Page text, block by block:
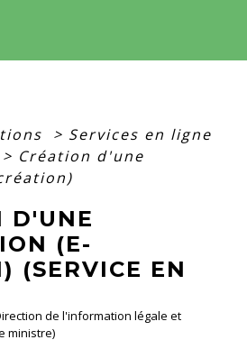
> Services en ligne
> Création d'une
D'UNE
(E-
(SERVICE EN
de l'information légale et
ministre)